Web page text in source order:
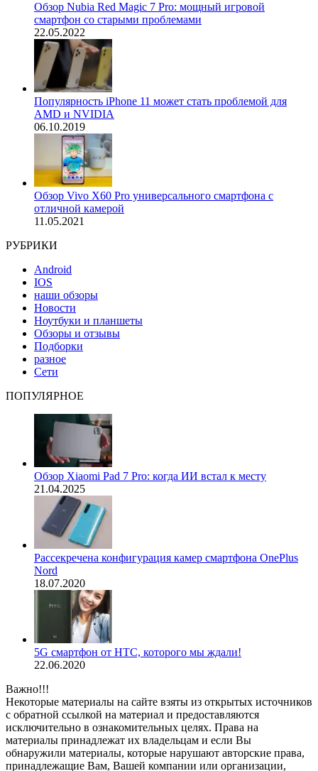
Обзор Nubia Red Magic 7 Pro: мощный игровой
смартфон со старыми проблемами
22.05.2022
Популярность iPhone 11 может стать проблемой для
AMD и NVIDIA
06.10.2019
Обзор Vivo X60 Pro универсального смартфона с
отличной камерой
11.05.2021
РУБРИКИ
Android
IOS
наши обзоры
Новости
Ноутбуки и планшеты
Обзоры и отзывы
Подборки
разное
Сети
ПОПУЛЯРНОЕ
Обзор Xiaomi Pad 7 Pro: когда ИИ встал к месту
21.04.2025
Рассекречена конфигурация камер смартфона OnePlus
Nord
18.07.2020
5G смартфон от HTC, которого мы ждали!
22.06.2020
Важно!!!
Некоторые материалы на сайте взяты из открытых источников
с обратной ссылкой на материал и предоставляются
исключительно в ознакомительных целях. Права на
материалы принадлежат их владельцам и если Вы
обнаружили материалы, которые нарушают авторские права,
принадлежащие Вам, Вашей компании или организации,